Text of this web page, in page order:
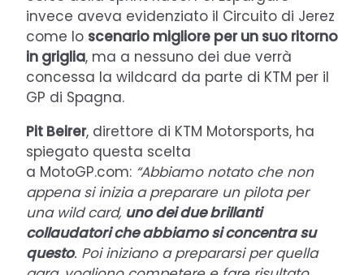
invece aveva evidenziato il Circuito di Jerez
come lo scenario migliore per un suo ritorno
in griglia, ma a nessuno dei due verrà
concessa la wildcard da parte di KTM per il
GP di Spagna.
Pit Beirer, direttore di KTM Motorsports, ha
spiegato questa scelta
a MotoGP.com: “Abbiamo notato che non
appena si inizia a preparare un pilota per
una wild card, uno dei due brillanti
collaudatori che abbiamo si concentra su
questo. Poi iniziano a prepararsi per quella